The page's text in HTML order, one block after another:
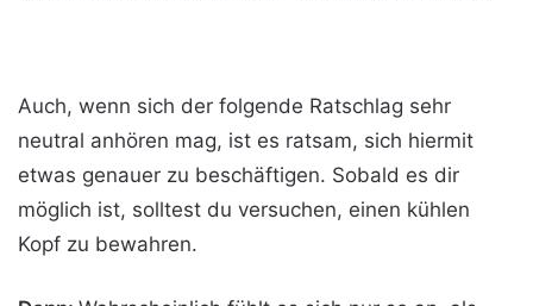
Auch, wenn sich der folgende Ratschlag sehr
neutral anhören mag, ist es ratsam, sich hiermit
etwas genauer zu beschäftigen. Sobald es dir
möglich ist, solltest du versuchen, einen kühlen
Kopf zu bewahren.